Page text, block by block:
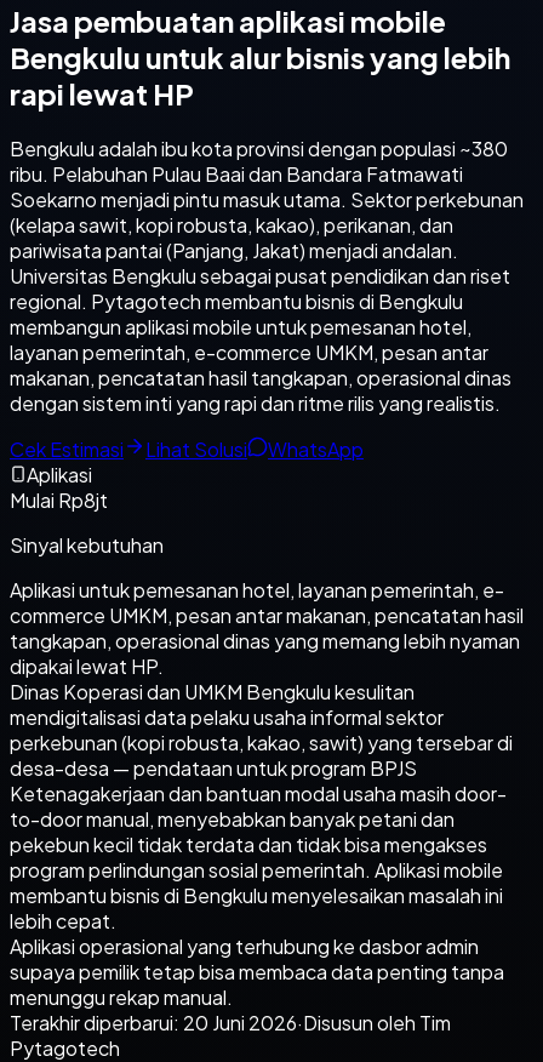
Jasa pembuatan aplikasi mobile
Bengkulu untuk alur bisnis yang lebih
rapi lewat HP
Bengkulu adalah ibu kota provinsi dengan populasi ~380
ribu. Pelabuhan Pulau Baai dan Bandara Fatmawati
Soekarno menjadi pintu masuk utama. Sektor perkebunan
(kelapa sawit, kopi robusta, kakao), perikanan, dan
pariwisata pantai (Panjang, Jakat) menjadi andalan.
Universitas Bengkulu sebagai pusat pendidikan dan riset
regional. Pytagotech membantu bisnis di Bengkulu
membangun aplikasi mobile untuk pemesanan hotel,
layanan pemerintah, e-commerce UMKM, pesan antar
makanan, pencatatan hasil tangkapan, operasional dinas
dengan sistem inti yang rapi dan ritme rilis yang realistis.
Cek Estimasi
Lihat Solusi
WhatsApp
Aplikasi
Mulai Rp8jt
Sinyal kebutuhan
Aplikasi untuk pemesanan hotel, layanan pemerintah, e-
commerce UMKM, pesan antar makanan, pencatatan hasil
tangkapan, operasional dinas yang memang lebih nyaman
dipakai lewat HP.
Dinas Koperasi dan UMKM Bengkulu kesulitan
mendigitalisasi data pelaku usaha informal sektor
perkebunan (kopi robusta, kakao, sawit) yang tersebar di
desa-desa — pendataan untuk program BPJS
Ketenagakerjaan dan bantuan modal usaha masih door-
to-door manual, menyebabkan banyak petani dan
pekebun kecil tidak terdata dan tidak bisa mengakses
program perlindungan sosial pemerintah. Aplikasi mobile
membantu bisnis di Bengkulu menyelesaikan masalah ini
lebih cepat.
Aplikasi operasional yang terhubung ke dasbor admin
supaya pemilik tetap bisa membaca data penting tanpa
menunggu rekap manual.
Terakhir diperbarui: 20 Juni 2026·Disusun oleh Tim
Pytagotech